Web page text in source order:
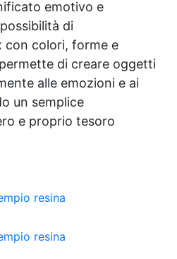
emotivo e
di
con colori, forme e
di creare oggetti
alle emozioni e ai
un semplice
e proprio tesoro